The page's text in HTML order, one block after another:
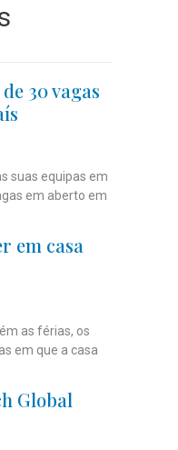
30 vagas
suas equipas em
em aberto em
em casa
as férias, os
em que a casa
Global